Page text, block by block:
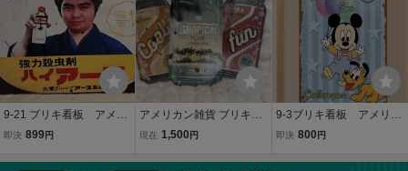
雑貨 昭和レトロ
9-21 ブリキ看板 アメリ
カン雑貨 インテリア
即決 899円
アメリカン雑貨 ブリキ看
板 レトロ アンティーク調
ンテリア メタルサインプ
現在 1,500 円
9-3ブリキ看板 アメリカ
ン雑貨 インテリア デ
即決 800 円